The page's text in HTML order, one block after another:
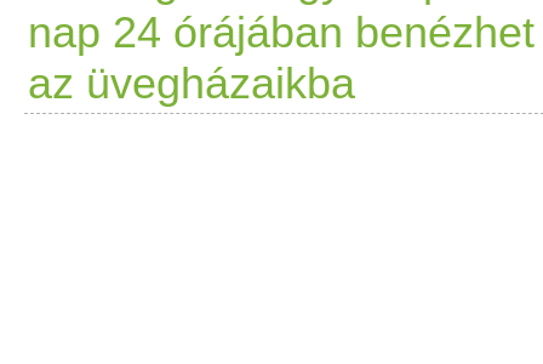
lepedék a nyelven, rossz
böfögés,gyomorégés,
nap 24 órájában benézhet
az üvegházaikba